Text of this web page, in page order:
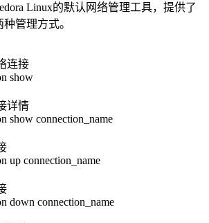
Linux的默认网络管理工具，提供了
管理方式。
连接
show
详情
show connection_name
up connection_name
down connection_name